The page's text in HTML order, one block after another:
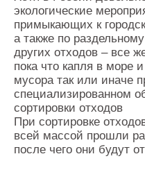
Видео
Лизинг
Новости
Мировые
О нас
Контакты
экологические
примыкающих к
а также по
других отходов – все
пока что капля в море
мусора так или иначе
специализированном
сортировки отходов
При сортировке
всей массой прошли
после чего они будут